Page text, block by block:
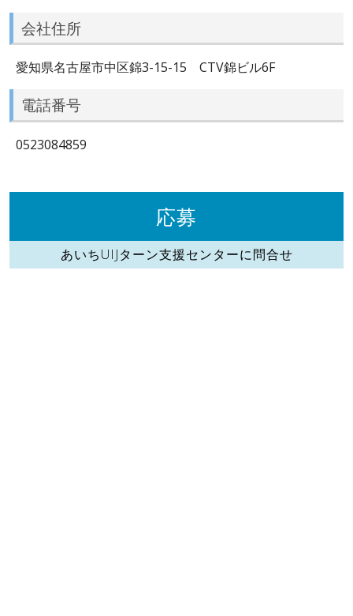
会社住所
愛知県名古屋市中区錦3-15-15 CTV錦ビル6F
電話番号
0523084859
応募
あいちUIJターン支援センターに問合せ